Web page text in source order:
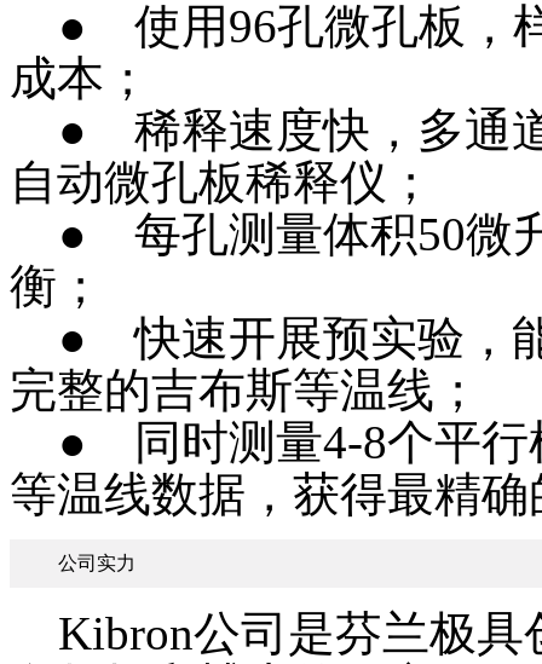
● 使用96孔微孔板，
成本；
● 稀释速度快，多通
自动微孔板稀释仪；
● 每孔测量体积50微
衡；
● 快速开展预实验，
完整的吉布斯等温线；
● 同时测量4-8个平行
等温线数据，获得最精
公司实力
Kibron公司是芬兰极具